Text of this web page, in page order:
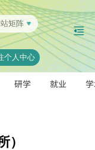
站矩阵
个人中心
研学 就业
）